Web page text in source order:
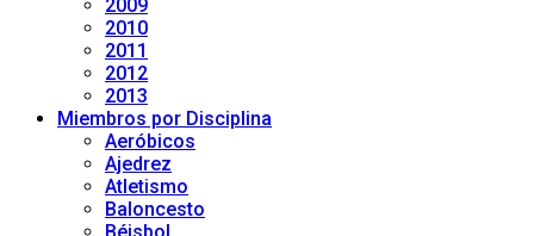
2009
2010
2011
2012
2013
Miembros por Disciplina
Aeróbicos
Ajedrez
Atletismo
Baloncesto